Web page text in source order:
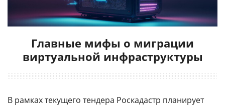
Главные мифы о миграции
виртуальной инфраструктуры
В рамках текущего тендера Роскадастр планирует